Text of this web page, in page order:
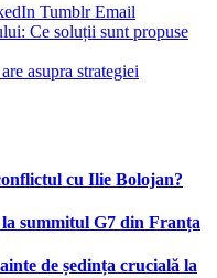
Tumblr Email
Ce soluții sunt propuse
asupra strategiei
cu Ilie Bolojan?
summitul G7 din Franța
de ședința crucială la